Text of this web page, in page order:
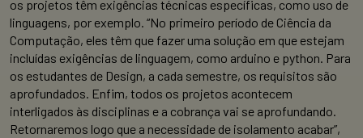
os projetos têm exigências técnicas específicas, como uso de
linguagens, por exemplo. “No primeiro período de Ciência da
Computação, eles têm que fazer uma solução em que estejam
incluídas exigências de linguagem, como arduino e python. Para
os estudantes de Design, a cada semestre, os requisitos são
aprofundados. Enfim, todos os projetos acontecem
interligados às disciplinas e a cobrança vai se aprofundando.
Retornaremos logo que a necessidade de isolamento acabar”,